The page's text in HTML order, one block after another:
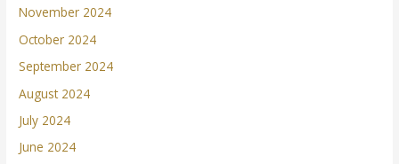
November 2024
October 2024
September 2024
August 2024
July 2024
June 2024